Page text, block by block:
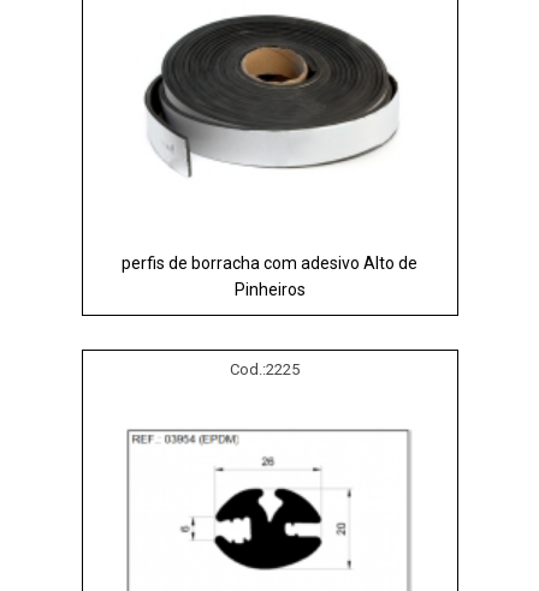
perfis de borracha com adesivo Alto de
Pinheiros
Cod.:2225